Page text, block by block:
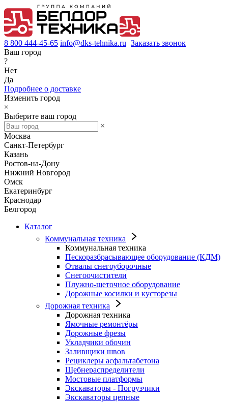
8 800 444-45-65 info@dks-tehnika.ru Заказать звонок
Ваш город
?
Нет
Да
Подробнее о доставке
Изменить город
×
Выберите ваш город
×
Москва
Санкт-Петербург
Казань
Ростов-на-Дону
Нижний Новгород
Омск
Екатеринбург
Краснодар
Белгород
Каталог
Коммунальная техника
Коммунальная техника
Пескоразбрасывающее оборудование (КДМ)
Отвалы снегоуборочные
Снегоочистители
Плужно-щеточное оборудование
Дорожные косилки и кусторезы
Дорожная техника
Дорожная техника
Ямочные ремонтёры
Дорожные фрезы
Укладчики обочин
Заливщики швов
Рециклеры асфальтабетона
Щебнераспределители
Мостовые платформы
Экскаваторы - Погрузчики
Экскаваторы цепные